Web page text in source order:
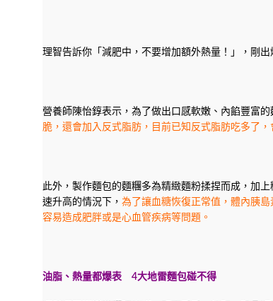
理智告訴你「減肥中，不要增加額外熱量！」，剛
營養師陳怡錞表示，為了做出口感軟嫩、內餡豐富
脆，還會加入反式脂肪，目前已知反式脂肪吃多了
此外，製作麵包的麵糰多為精緻麵粉揉捏而成，加
速升高的情況下， 為了讓血糖恢復正常值，體內胰
容易造成肥胖或是心血管疾病等問題。
油脂、熱量都爆表 4大地雷麵包碰不得